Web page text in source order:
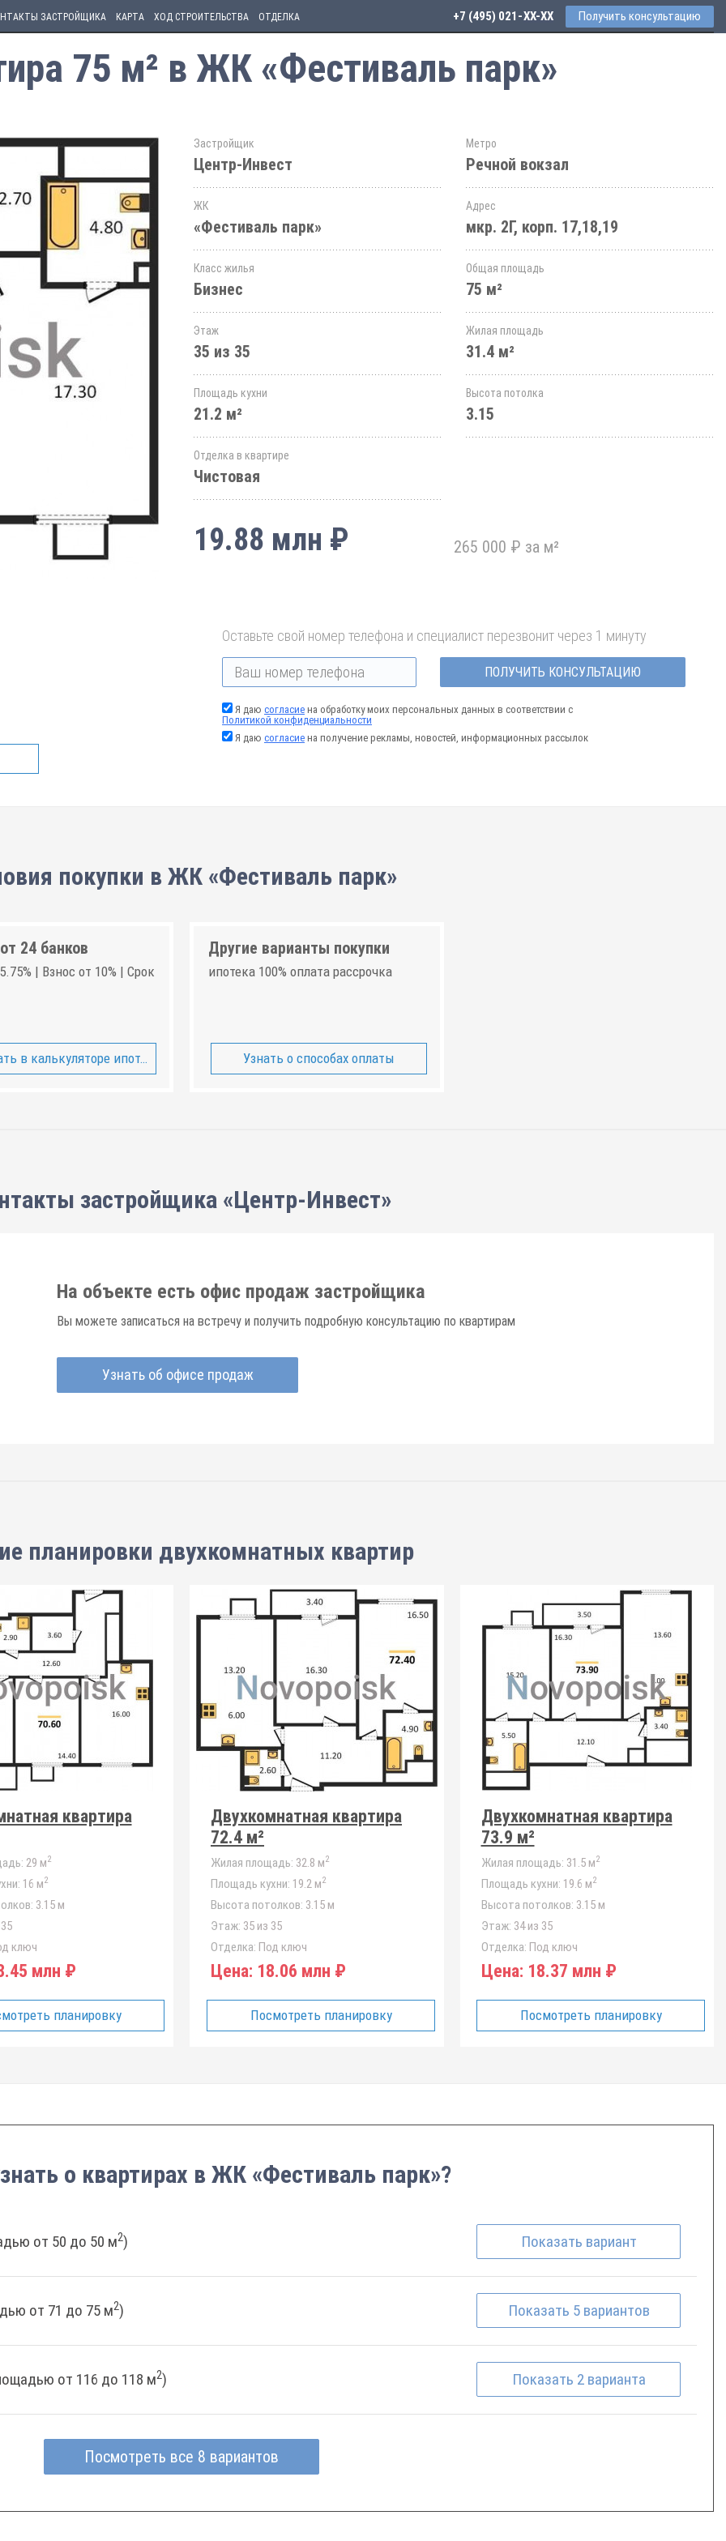
ЗАСТРОЙЩИКА КАРТА ХОД СТРОИТЕЛЬСТВА ОТДЕЛКА +7 (495) 021-41-76 Получить консультацию
75 м² в ЖК «Фестиваль парк»
Застройщик
Центр-Инвест
Метро
Речной вокзал
ЖК
«Фестиваль парк»
Адрес
мкр. 2Г, корп. 17,18,19
Класс жилья
Бизнес
Общая площадь
75 м²
Этаж
35 из 35
Жилая площадь
31.4 м²
Площадь кухни
21.2 м²
Высота потолка
3.15
Отделка в квартире
Чистовая
19.88 млн ₽ 265 000 ₽ за м²
Оставьте свой номер телефона и специалист перезвонит через 1 минуту
ПОЛУЧИТЬ КОНСУЛЬТАЦИЮ
Я даю согласие на обработку моих персональных данных в соответствии с
Политикой конфиденциальности
Я даю согласие на получение рекламы, новостей, информационных рассылок
покупки в ЖК «Фестиваль парк»
24 банков
| Взнос от 10% | Срок
в калькуляторе ипотеки
Другие варианты покупки
ипотека 100% оплата рассрочка
Узнать о способах оплаты
застройщика «Центр-Инвест»
На объекте есть офис продаж застройщика
Вы можете записаться на встречу и получить подробную консультацию по квартирам
Узнать об офисе продаж
планировки двухкомнатных квартир
квартира
29 м2
16 м2
3.15 м
ключ
млн ₽
планировку
Двухкомнатная квартира
72.4 м²
Жилая площадь: 32.8 м2
Площадь кухни: 19.2 м2
Высота потолков: 3.15 м
Этаж: 35 из 35
Отделка: Под ключ
Цена: 18.06 млн ₽
Посмотреть планировку
Двухкомнатная квартира
73.9 м²
Жилая площадь: 31.5 м2
Площадь кухни: 19.6 м2
Высота потолков: 3.15 м
Этаж: 34 из 35
Отделка: Под ключ
Цена: 18.37 млн ₽
Посмотреть планировку
о квартирах в ЖК «Фестиваль парк»?
от 50 до 50 м2) Показать вариант
от 71 до 75 м2) Показать 5 вариантов
от 116 до 118 м2) Показать 2 варианта
Посмотреть все 8 вариантов